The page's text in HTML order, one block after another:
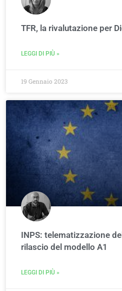
TFR, la rivalutazione per
LEGGI DI PIÙ »
19 Gennaio 2023
INPS: telematizzazione
rilascio del modello A1
LEGGI DI PIÙ »